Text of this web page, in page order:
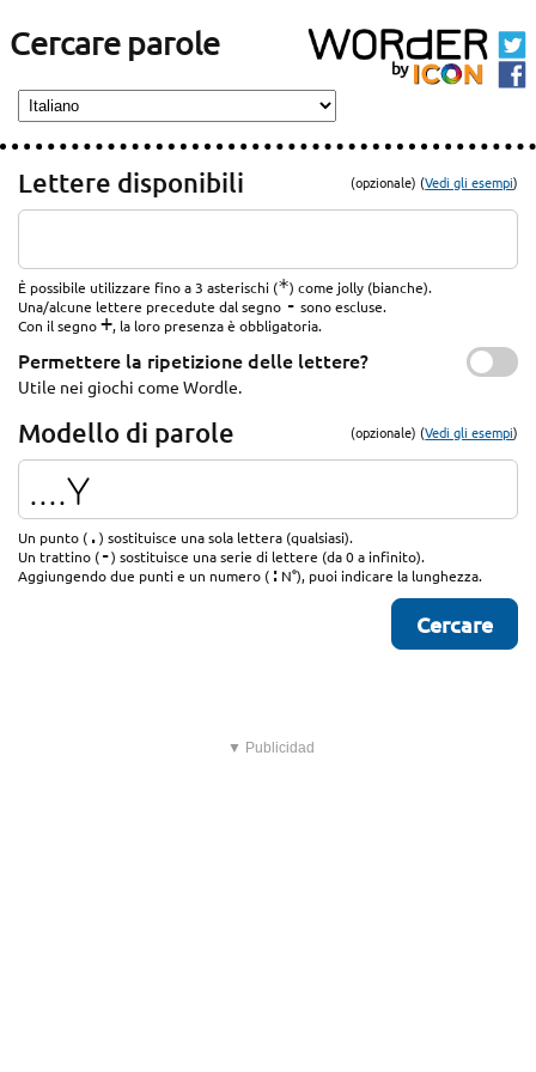
Cercare parole
Lettere disponibili (opzionale) (Vedi gli esempi)
È possibile utilizzare fino a 3 asterischi (*) come jolly (bianche).
Una/alcune lettere precedute dal segno - sono escluse.
Con il segno+, la loro presenza è obbligatoria.
Permettere la ripetizione delle lettere?
Utile nei giochi come Wordle.
Modello di parole (opzionale) (Vedi gli esempi)
Un punto (.) sostituisce una sola lettera (qualsiasi).
Un trattino (-) sostituisce una serie di lettere (da 0 a infinito).
Aggiungendo due punti e un numero (: N°), puoi indicare la lunghezza.
▼ Publicidad